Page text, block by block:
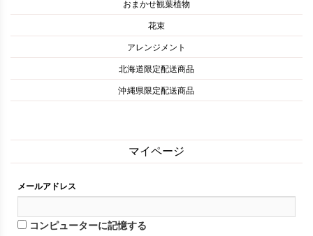
おまかせ観葉植物
花束
アレンジメント
北海道限定配送商品
沖縄県限定配送商品
マイページ
メールアドレス
コンピューターに記憶する